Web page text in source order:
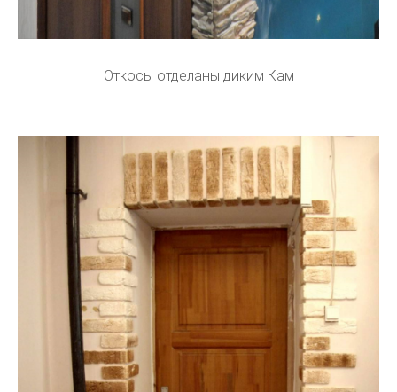
Откосы отделаны диким Кам